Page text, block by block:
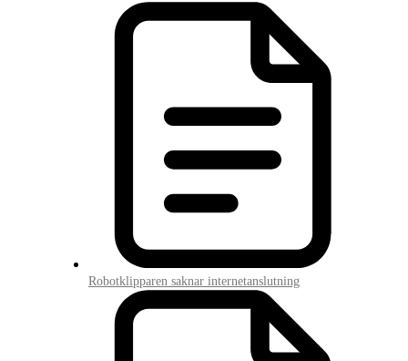
Robotklipparen saknar internetanslutning